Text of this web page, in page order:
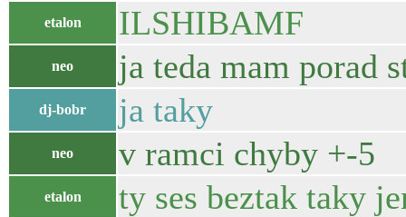
etalon ILSHIBAMF
neo ja teda mam porad
dj-bobr ja taky
neo v ramci chyby +-5
etalon ty ses beztak taky